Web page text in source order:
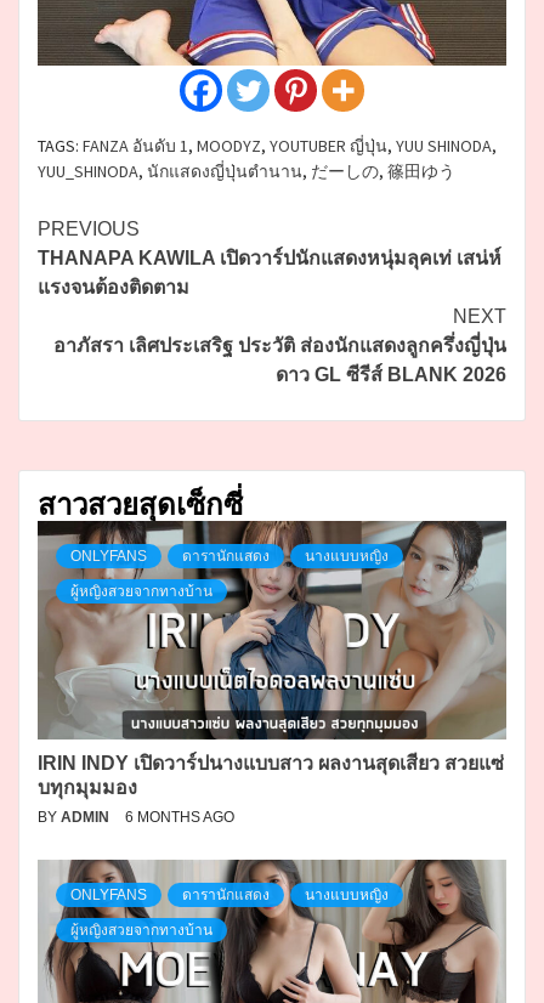
TAGS: FANZA อันดับ 1, MOODYZ, YOUTUBER ญี่ปุ่น, YUU SHINODA,
YUU_SHINODA, นักแสดงญี่ปุ่นตำนาน, だーしの, 篠田ゆう
Continue
Reading
PREVIOUS
THANAPA KAWILA เปิดวาร์ปนักแสดงหนุ่มลุคเท่ เสน่ห์
แรงจนต้องติดตาม
NEXT
อาภัสรา เลิศประเสริฐ ประวัติ ส่องนักแสดงลูกครึ่งญี่ปุ่น
ดาว GL ซีรีส์ BLANK 2026
สาวสวยสุดเซ็กซี่
ONLYFANS ดารานักแสดง นางแบบหญิง
ผู้หญิงสวยจากทางบ้าน
IRIN INDY เปิดวาร์ปนางแบบสาว ผลงานสุดเสียว สวยแซ่
บทุกมุมมอง
BY ADMIN 6 MONTHS AGO
ONLYFANS ดารานักแสดง นางแบบหญิง
ผู้หญิงสวยจากทางบ้าน